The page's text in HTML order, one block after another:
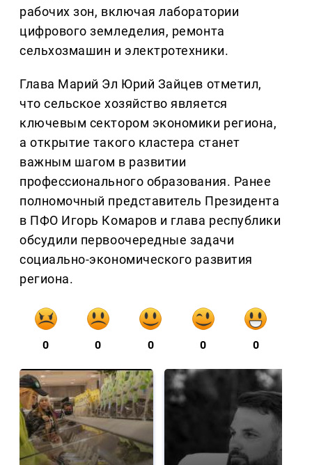
рабочих зон, включая лаборатории
цифрового земледелия, ремонта
сельхозмашин и электротехники.
Глава Марий Эл Юрий Зайцев отметил,
что сельское хозяйство является
ключевым сектором экономики региона,
а открытие такого кластера станет
важным шагом в развитии
профессионального образования. Ранее
полномочный представитель Президента
в ПФО Игорь Комаров и глава республики
обсудили первоочередные задачи
социально-экономического развития
региона.
0 0 0 0 0